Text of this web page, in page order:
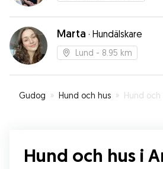
Marta · Hundälskare
Lund - 8.95 km
Gudog » Hund och hus » Hund och
Hund och hus i